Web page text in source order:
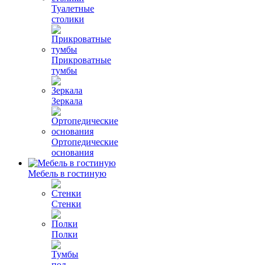
Туалетные
столики
Прикроватные
тумбы
Зеркала
Ортопедические
основания
Мебель в гостиную
Стенки
Полки